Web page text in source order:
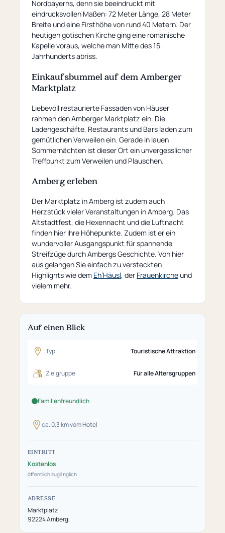
Nordbayerns, denn sie beeindruckt mit
eindrucksvollen Maßen: 72 Meter Länge, 28 Meter
Breite und eine Firsthöhe von rund 40 Metern. Der
heutigen gotischen Kirche ging eine romanische
Kapelle voraus, welche man Mitte des 15.
Jahrhunderts abriss.
Einkaufsbummel auf dem Amberger
Marktplatz
Liebevoll restaurierte Fassaden von Häuser
rahmen den Amberger Marktplatz ein. Die
Ladengeschäfte, Restaurants und Bars laden zum
gemütlichen Verweilen ein. Gerade in lauen
Sommernächten ist dieser Ort ein unvergesslicher
Treffpunkt zum Verweilen und Plauschen.
Amberg erleben
Der Marktplatz in Amberg ist zudem auch
Herzstück vieler Veranstaltungen in Amberg. Das
Altstadtfest, die Hexennacht und die Luftnacht
finden hier ihre Höhepunkte. Zudem ist er ein
wundervoller Ausgangspunkt für spannende
Streifzüge durch Ambergs Geschichte. Von hier
aus gelangen Sie einfach zu versteckten
Highlights wie dem Eh’Häusl, der Frauenkircheund
vielem mehr.
Auf einen Blick
Typ Touristische Attraktion
Zielgruppe Für alle Altersgruppen
Familienfreundlich
ca. 0,3 km vom Hotel
EINTRITT
Kostenlos
öffentlich zugänglich
ADRESSE
Marktplatz
92224 Amberg